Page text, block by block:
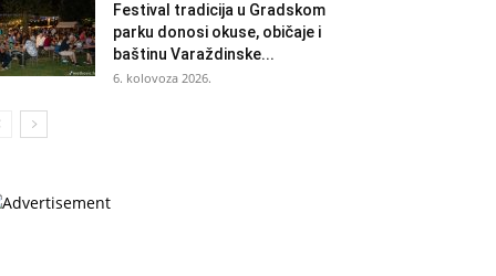
Festival tradicija u Gradskom
parku donosi okuse, običaje i
baštinu Varaždinske...
6. kolovoza 2026.